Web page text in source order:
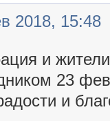
2018, 15:48
и
23
и